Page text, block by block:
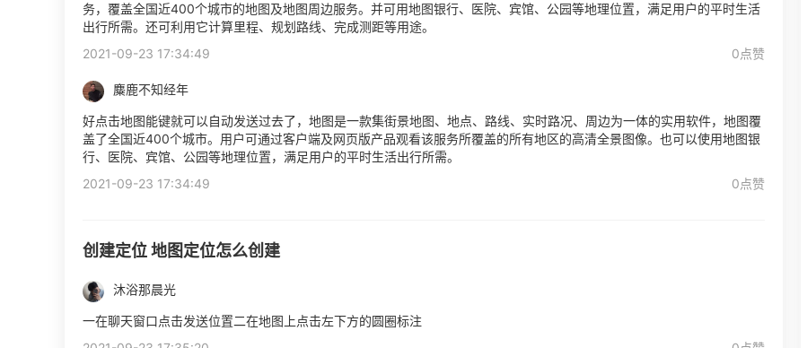
务，覆盖全国近400个城市的地图及地图周边服务。并可用地图银行、医院、宾馆、公园等地理位置，满足用户的平时生活
出行所需。还可利用它计算里程、规划路线、完成测距等用途。
2021-09-23 17:34:49
0点赞
麋鹿不知经年
好点击地图能键就可以自动发送过去了，地图是一款集街景地图、地点、路线、实时路况、周边为一体的实用软件，地图覆
盖了全国近400个城市。用户可通过客户端及网页版产品观看该服务所覆盖的所有地区的高清全景图像。也可以使用地图银
行、医院、宾馆、公园等地理位置，满足用户的平时生活出行所需。
2021-09-23 17:34:49
0点赞
创建定位 地图定位怎么创建
沐浴那晨光
一在聊天窗口点击发送位置二在地图上点击左下方的圆圈标注